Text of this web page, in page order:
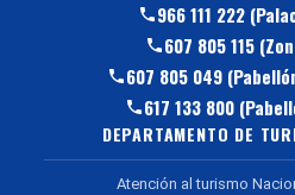
966 111 222
607 805 115
607 805 049
617 133 800
DEPARTAMENTO DE
Atención al turismo